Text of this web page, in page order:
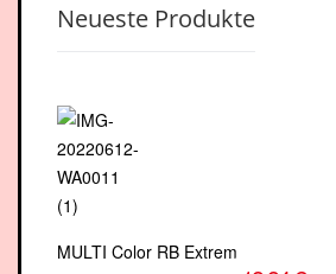
Neueste Produkte
MULTI Color RB Extrem